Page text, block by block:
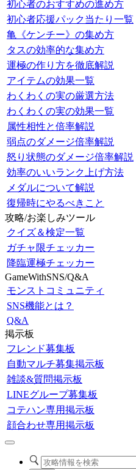
初心者のおすすめの進め方
初心者応援パック当たり一覧
亀《ケンチー》の集め方
タスの効率的な集め方
運極の作り方を徹底解説
アイテムの効果一覧
わくわくの実の厳選方法
わくわくの実の効果一覧
属性相性と倍率解説
弱点のダメージ倍率解説
怒り状態のダメージ倍率解説
効率のいいランク上げ方法
メダルについて解説
復帰時にやるべきこと
攻略/お楽しみツール
クイズ＆検定一覧
ガチャ限チェッカー
降臨運極チェッカー
GameWithSNS/Q&A
モンストコミュニティ
SNS機能とは？
Q&A
掲示板
フレンド募集板
自動マルチ募集掲示板
雑談&質問掲示板
LINEグループ募集板
コテハン専用掲示板
顔合わせ専用掲示板